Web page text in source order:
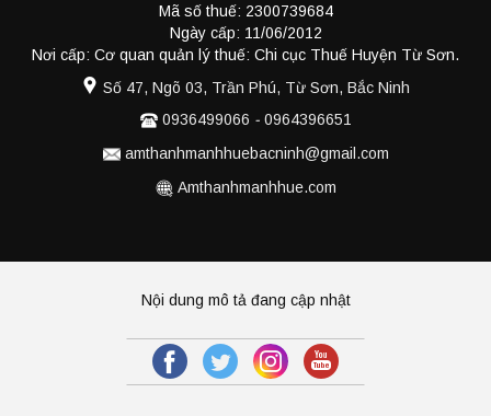
Mã số thuế: 2300739684
Ngày cấp: 11/06/2012
Nơi cấp: Cơ quan quản lý thuế: Chi cục Thuế Huyện Từ Sơn.
Số 47, Ngõ 03, Trần Phú, Từ Sơn, Bắc Ninh
0936499066 - 0964396651
amthanhmanhhuebacninh@gmail.com
Amthanhmanhhue.com
Nội dung mô tả đang cập nhật